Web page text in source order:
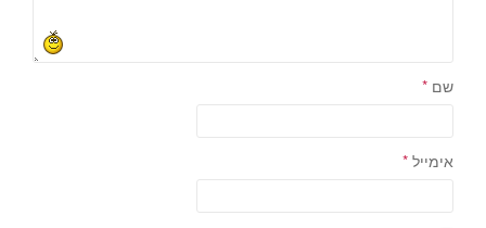
שם *
אימייל *